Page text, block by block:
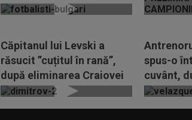
eliminat...
Căpitanul lui Levski a
răsucit ”cuțitul în rană”,
după eliminarea Craiovei
din UCL: ”Am...
spus-o
cuvânt,
eliminat-